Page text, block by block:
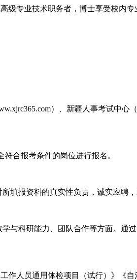
级专业技术职务者，博士享受校内
）、新疆人事考试中心
符合报考条件的岗位进行报名。
填报资料的真实性负责，诚实应聘
与科研能力、团队合作等方面。通
人员通用体检项目（试行）》《